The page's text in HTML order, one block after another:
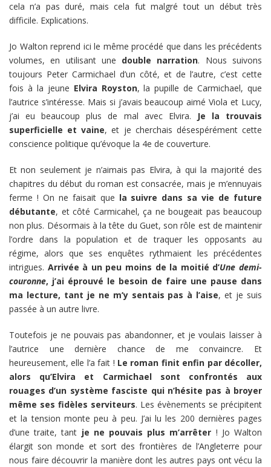
cela n’a pas duré, mais cela fut malgré tout un début très
difficile. Explications.
Jo Walton reprend ici le même procédé que dans les précédents
volumes, en utilisant une double narration. Nous suivons
toujours Peter Carmichael d’un côté, et de l’autre, c’est cette
fois à la jeune Elvira Royston, la pupille de Carmichael, que
l’autrice s’intéresse. Mais si j’avais beaucoup aimé Viola et Lucy,
j’ai eu beaucoup plus de mal avec Elvira.
Je la trouvais
superficielle et vaine, et je cherchais désespérément cette
conscience politique qu’évoque la 4e de couverture.
Et non seulement je n’aimais pas Elvira, à qui la majorité des
chapitres du début du roman est consacrée, mais je m’ennuyais
ferme ! On ne faisait que la suivre dans sa vie de future
débutante, et côté Carmicahel, ça ne bougeait pas beaucoup
non plus. Désormais à la tête du Guet, son rôle est de maintenir
l’ordre dans la population et de traquer les opposants au
régime, alors que ses enquêtes rythmaient les précédentes
intrigues. Arrivée à un peu moins de la moitié d’Une demi-
couronne, j’ai éprouvé le besoin de faire une pause dans
ma lecture, tant je ne m’y sentais pas à l’aise, et je suis
passée à un autre livre.
Toutefois je ne pouvais pas abandonner, et je voulais laisser à
l’autrice une dernière chance de me convaincre. Et
heureusement, elle l’a fait ! Le roman finit enfin par décoller,
alors qu’Elvira et Carmichael sont confrontés aux
rouages d’un système fasciste qui n’hésite pas à broyer
même ses fidèles serviteurs. Les évènements se précipitent
et la tension monte peu à peu. J’ai lu les 200 dernières pages
d’une traite, tant je ne pouvais plus m’arrêter ! Jo Walton
élargit son monde et sort des frontières de l’Angleterre pour
nous faire découvrir la manière dont les autres pays ont vécu la